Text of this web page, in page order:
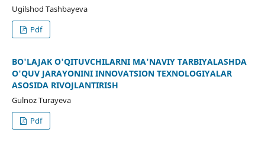
Ugilshоd Tаshbаyеvа
Pdf
BO'LAJAK O'QITUVCHILARNI MA'NAVIY TARBIYALASHDA
O'QUV JARAYONINI INNOVATSION TEXNOLOGIYALAR
ASOSIDA RIVOJLANTIRISH
Gulnoz Turayeva
Pdf